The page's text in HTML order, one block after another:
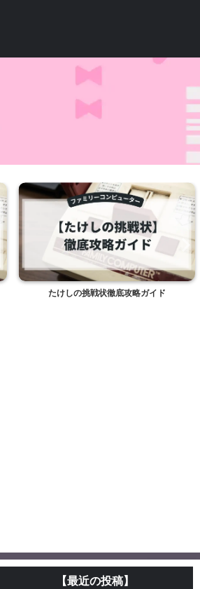
たけしの挑戦状徹底攻略ガイド
【最近の投稿】